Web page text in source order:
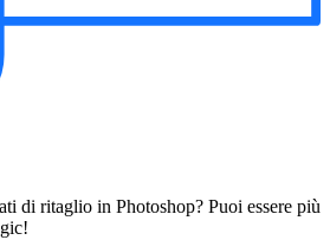
di ritaglio in Photoshop? Puoi essere più